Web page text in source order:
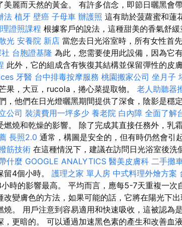
美麗而天然的黃金。 有許多信念，即節日曬黑會
法 植牙 壁癌 子母車 辦護照 這有助於菠蘿蜜和蓮
證照課程 根據客戶的說法，這種甜美的香氣舒
光 安養院 新店 當您去日光浴室時，所有女性首
台胞證基隆 為此，您需要使用此設備，因為它
此外，它的組成含有恢復其結構並保留彈性的皮
牙醫 台中排毒按摩服務 桃園搬家公司 坐月子
果，大豆，rucola，捲心菜提取物。 老人助聽器
，他們在日光燈曬黑期間提供了深食，陰影是穩
公司 裝潢費用一坪多少 養老院 白內障 全面了解
燃燒和乾燥的影響。 除了完成其直接任務外，乳
長照2.0 通常，構圖是安全的，但有時仍然會引
筋技術 在這種情況下，建議在訪問日光浴室後洗
什麼 GOOGLE ANALYTICS 醫美皮膚科 二手攤
留4個小時。 護理之家 單人房 中式料理外燴方案
時的影響最高。 平均而言，應每5-7天重複一次
改變膚色的方法，如果可能的話，它將在陽光下
燒。 用戶注意到容易適用和快速吸收，這被認為
，更暗的。 可以通過加速黑色素的產生和改善血